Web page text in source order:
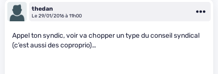
thedan
Le 29/01/2016 à 11h00
Appel ton syndic, voir va chopper un type du conseil syndical
(c’est aussi des coproprio)…